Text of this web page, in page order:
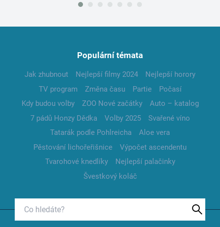
Populární témata
Jak zhubnout Nejlepší filmy 2024
Nejlepší horory
TV program
Změna času Partie
Počasí
Kdy budou volby
ZOO Nové začátky
Auto – katalog
7 pádů Honzy Dědka
Volby 2025
Svařené víno
Tatarák podle Pohlreicha
Aloe vera
Pěstování lichořeřišnice
Výpočet ascendentu
Tvarohové knedlíky
Nejlepší palačinky
Švestkový koláč